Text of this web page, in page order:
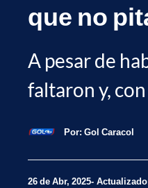
que no
A pesar de
faltaron y,
Por: Gol Caracol
26 de Abr, 2025